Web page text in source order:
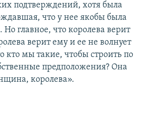
подтверждений, хотя была
что у нее якобы была
Но главное, что королева верит
верит ему и ее не волнует
кто мы такие, чтобы строить по
предположения? Она
королева».